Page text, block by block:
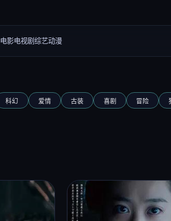
电影电视剧综艺动漫
科幻 爱情 古装 喜剧 冒险